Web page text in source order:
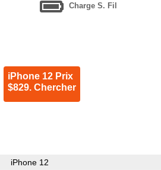
Charge S. Fil
iPhone 12 Prix
$829. Chercher
iPhone 12